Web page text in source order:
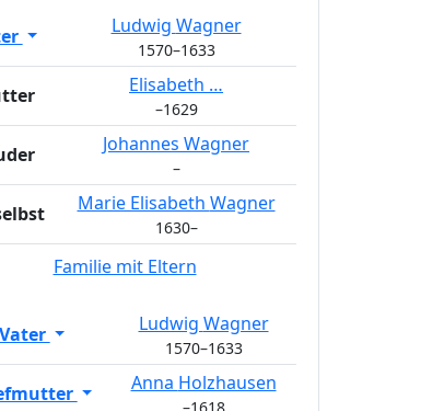
Familie mit Eltern
Ludwig Wagner
1570–1633
Elisabeth …
–1629
Johannes Wagner
–
Marie Elisabeth Wagner
1630–
Vater Ludwig Wagner
1570–1633
Anna Holzhausen